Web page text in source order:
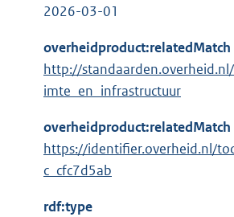
2026-03-01
overheidproduct:relatedMatch
http://
imte_en_infrastructuur
overheidproduct:relatedMatch
https://identifier.overheid.nl/
c_cfc7d5ab
rdf:type